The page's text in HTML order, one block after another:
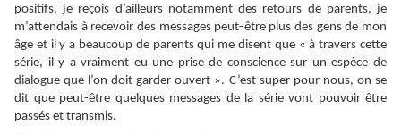
positifs, je reçois d’ailleurs notamment des retours de parents, je
m’attendais à recevoir des messages peut-être plus des gens de mon
âge et il y a beaucoup de parents qui me disent que « à travers cette
série, il y a vraiment eu une prise de conscience sur un espèce de
dialogue que l’on doit garder ouvert ». C’est super pour nous, on se
dit que peut-être quelques messages de la série vont pouvoir être
passés et transmis.